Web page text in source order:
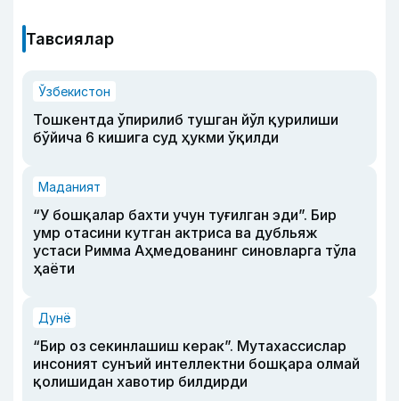
Тавсиялар
Ўзбекистон
Тошкентда ўпирилиб тушган йўл қурилиши
бўйича 6 кишига суд ҳукми ўқилди
Маданият
“У бошқалар бахти учун туғилган эди”. Бир
умр отасини кутган актриса ва дубльяж
устаси Римма Аҳмедованинг синовларга тўла
ҳаёти
Дунё
“Бир оз секинлашиш керак”. Мутахассислар
инсоният сунъий интеллектни бошқара олмай
қолишидан хавотир билдирди